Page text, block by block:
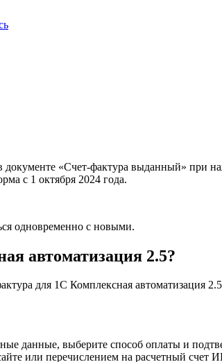
документе «Счет-фактура выданный» при
с 1 октября 2024 года.
одновременно с новыми.
автоматизация 2.5?
для 1С Комплексная автоматизация
данные, выберите способ оплаты и
или перечислением на расчетный счет